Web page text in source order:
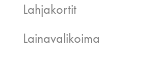
Lahjakortit
Lainavalikoima